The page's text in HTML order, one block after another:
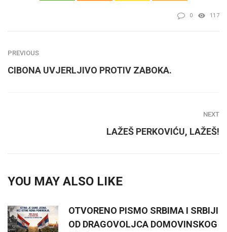
0 117
PREVIOUS
CIBONA UVJERLJIVO PROTIV ZABOKA.
NEXT
LAŽEŠ PERKOVIĆU, LAŽEŠ!
YOU MAY ALSO LIKE
OTVORENO PISMO SRBIMA I SRBIJI
OD DRAGOVOLJCA DOMOVINSKOG